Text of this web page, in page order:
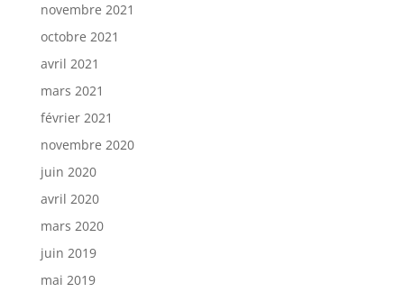
novembre 2021
octobre 2021
avril 2021
mars 2021
février 2021
novembre 2020
juin 2020
avril 2020
mars 2020
juin 2019
mai 2019